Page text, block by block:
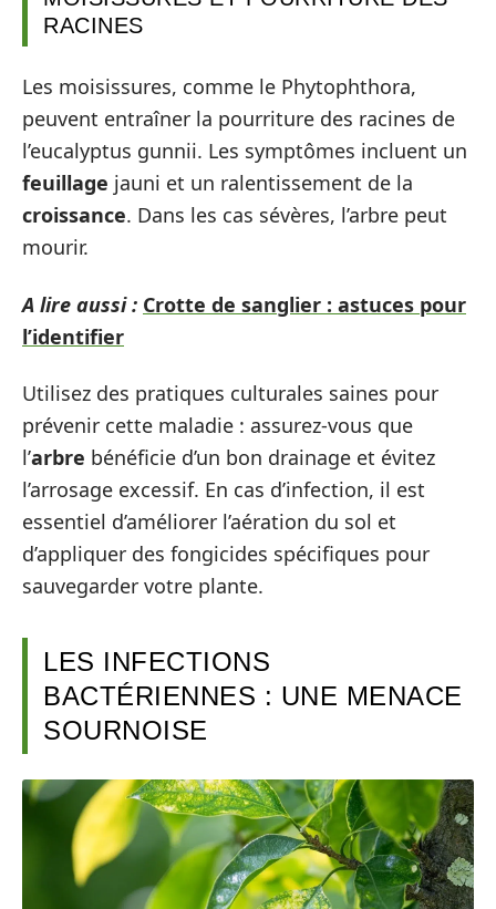
RACINES
Les moisissures, comme le Phytophthora,
peuvent entraîner la pourriture des racines de
l’eucalyptus gunnii. Les symptômes incluent un
feuillage jauni et un ralentissement de la
croissance. Dans les cas sévères, l’arbre peut
mourir.
A lire aussi : Crotte de sanglier : astuces pour
l’identifier
Utilisez des pratiques culturales saines pour
prévenir cette maladie : assurez-vous que
l’arbre bénéficie d’un bon drainage et évitez
l’arrosage excessif. En cas d’infection, il est
essentiel d’améliorer l’aération du sol et
d’appliquer des fongicides spécifiques pour
sauvegarder votre plante.
LES INFECTIONS
BACTÉRIENNES : UNE MENACE
SOURNOISE